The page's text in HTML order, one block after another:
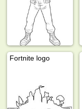
Fortnite logo